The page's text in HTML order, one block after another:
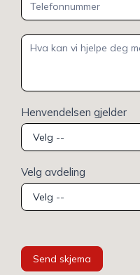
Henvendelsen gjelder
Velg avdeling
Send skjema